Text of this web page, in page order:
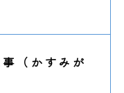
（かすみが